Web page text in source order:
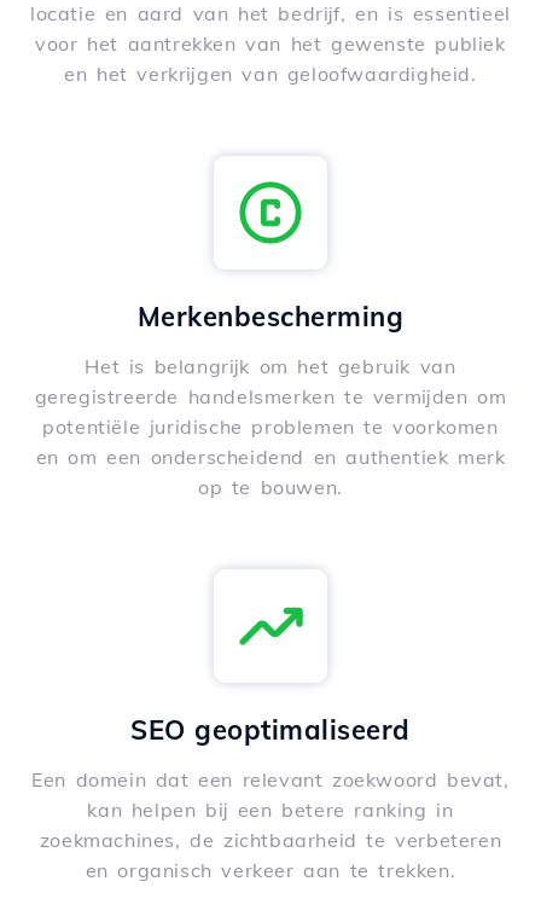
locatie en aard van het bedrijf, en is essentieel
voor het aantrekken van het gewenste publiek
en het verkrijgen van geloofwaardigheid.
Merkenbescherming
Het is belangrijk om het gebruik van
geregistreerde handelsmerken te vermijden om
potentiële juridische problemen te voorkomen
en om een onderscheidend en authentiek merk
op te bouwen.
SEO geoptimaliseerd
Een domein dat een relevant zoekwoord bevat,
kan helpen bij een betere ranking in
zoekmachines, de zichtbaarheid te verbeteren
en organisch verkeer aan te trekken.